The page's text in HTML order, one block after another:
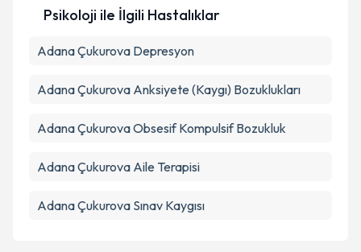
Psikoloji ile İlgili Hastalıklar
Adana Çukurova Depresyon
Adana Çukurova Anksiyete (Kaygı) Bozuklukları
Adana Çukurova Obsesif Kompulsif Bozukluk
Adana Çukurova Aile Terapisi
Adana Çukurova Sınav Kaygısı